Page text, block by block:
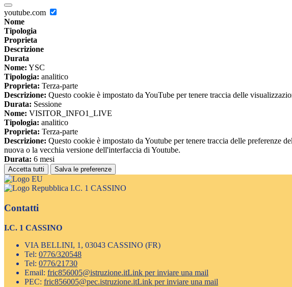
youtube.com
Nome
Tipologia
Proprieta
Descrizione
Durata
Nome: YSC
Tipologia: analitico
Proprieta: Terza-parte
Descrizione: Questo cookie è impostato da YouTube per tenere traccia delle
Durata: Sessione
Nome: VISITOR_INFO1_LIVE
Tipologia: analitico
Proprieta: Terza-parte
Descrizione: Questo cookie è impostato da Youtube per tenere traccia delle preferenze
nuova o la vecchia versione dell'interfaccia di Youtube.
Durata: 6 mesi
Accetta tutti Salva le preferenze
I.C. 1 CASSINO
Contatti
I.C. 1 CASSINO
VIA BELLINI, 1, 03043 CASSINO (FR)
Tel: 0776/320548
Tel: 0776/21730
Email: fric856005@istruzione.itLink per inviare una mail
PEC: fric856005@pec.istruzione.itLink per inviare una mail